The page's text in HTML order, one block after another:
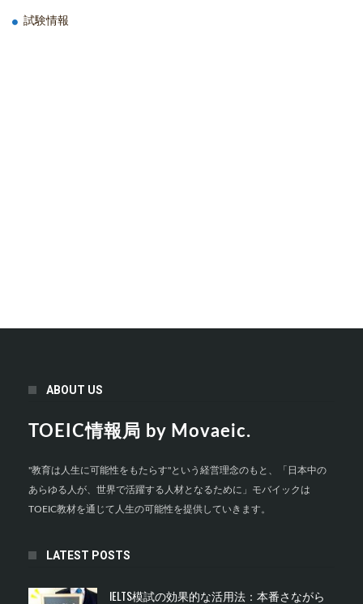
試験情報
ABOUT US
TOEIC情報局 by Movaeic.
"教育は人生に可能性をもたらす"という経営理念のもと、「日本中の
あらゆる人が、世界で活躍する人材となるために」モバイックは
TOEIC教材を通じて人生の可能性を提供していきます。
LATEST POSTS
IELTS模試の効果的な活用法：本番さながら